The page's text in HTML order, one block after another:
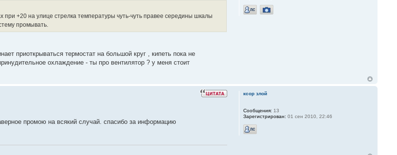
при +20 на улице стрелка температуры чуть-чуть правее середины шкалы
промывать.
приоткрываться термостат на большой круг , кипеть пока не
охлаждение - ты про вентилятор ? у меня стоит
промою на всякий случай. спасибо за информацию
ксор злой
Сообщения: 13
Зарегистрирован: 01 сен 2010, 22:46